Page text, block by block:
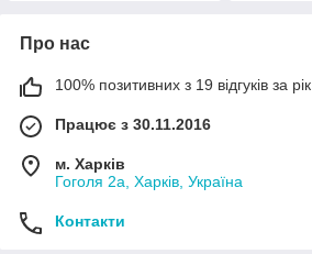
Про нас
100% позитивних з 19 відгуків за рік
Працює з 30.11.2016
м. Харків
Гоголя 2а, Харків, Україна
Контакти